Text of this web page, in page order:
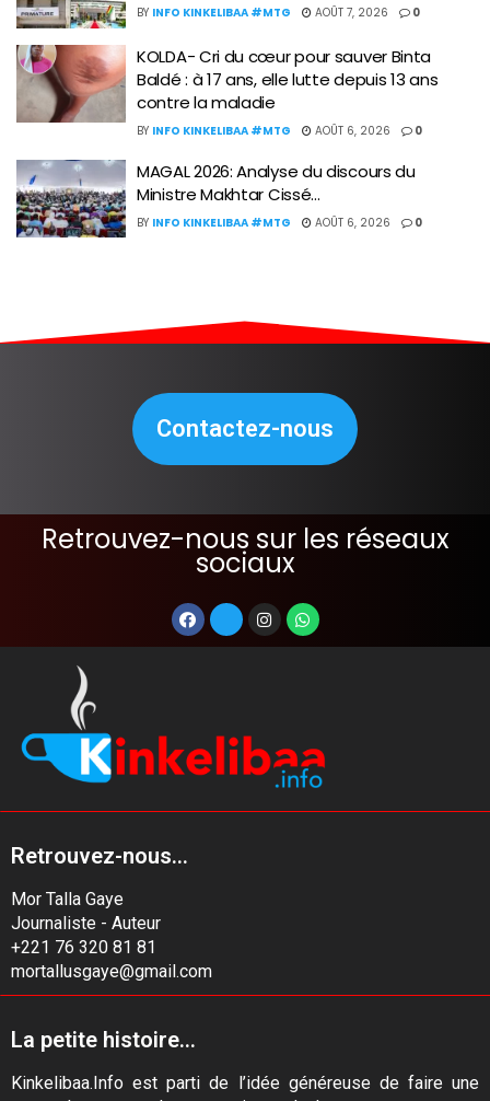
BY INFO KINKELIBAA #MTG AOÛT 7, 2026 0
KOLDA- Cri du cœur pour sauver Binta
Baldé : à 17 ans, elle lutte depuis 13 ans
contre la maladie
BY INFO KINKELIBAA #MTG AOÛT 6, 2026 0
MAGAL 2026: Analyse du discours du
Ministre Makhtar Cissé…
BY INFO KINKELIBAA #MTG AOÛT 6, 2026 0
Contactez-nous
Retrouvez-nous sur les réseaux
sociaux
Retrouvez-nous...
Mor Talla Gaye
Journaliste - Auteur
+221 76 320 81 81
mortallusgaye@gmail.com
La petite histoire...
Kinkelibaa.Info est parti de l’idée généreuse de faire une